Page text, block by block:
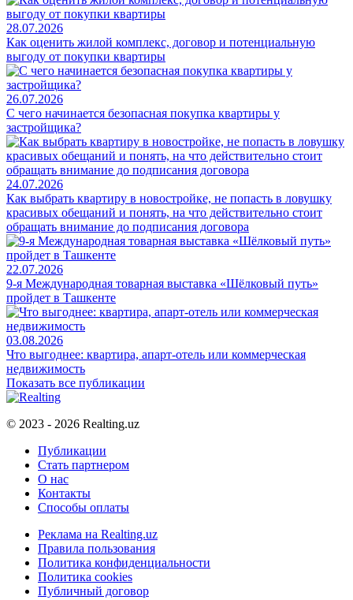
28.07.2026
Как оценить жилой комплекс, договор и потенциальную
выгоду от покупки квартиры
26.07.2026
С чего начинается безопасная покупка квартиры у
застройщика?
24.07.2026
Как выбрать квартиру в новостройке, не попасть в ловушку
красивых обещаний и понять, на что действительно стоит
обращать внимание до подписания договора
22.07.2026
9-я Международная товарная выставка «Шёлковый путь»
пройдет в Ташкенте
03.08.2026
Что выгоднее: квартира, апарт-отель или коммерческая
недвижимость
Показать все публикации
© 2023 - 2026 Realting.uz
Публикации
Стать партнером
О нас
Контакты
Способы оплаты
Реклама на Realting.uz
Правила пользования
Политика конфиденциальности
Политика cookies
Публичный договор